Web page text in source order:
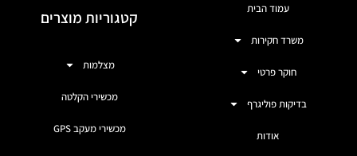
עמוד הבית
משרד חקירות
חוקר פרטי
בדיקות פוליגרף
אודות
קטגוריות מוצרים
מצלמות
מכשירי הקלטה
מכשירי מעקב GPS